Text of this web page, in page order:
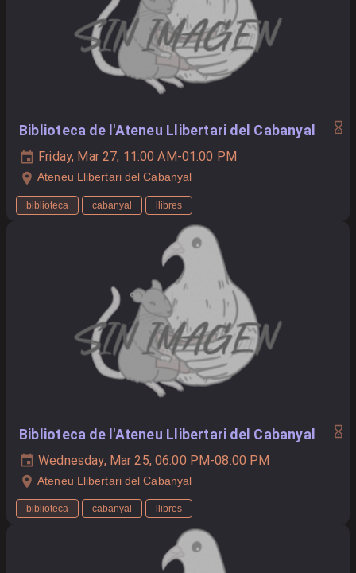
Biblioteca de l'Ateneu Llibertari del Cabanyal
Friday, Mar 27, 11:00 AM-01:00 PM
Ateneu Llibertari del Cabanyal
biblioteca cabanyal llibres
Biblioteca de l'Ateneu Llibertari del Cabanyal
Wednesday, Mar 25, 06:00 PM-08:00 PM
Ateneu Llibertari del Cabanyal
biblioteca cabanyal llibres